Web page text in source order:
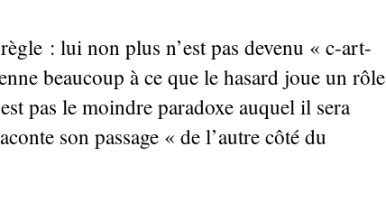
: lui non plus n’est pas devenu « c-art-
beaucoup à ce que le hasard joue un rôle
pas le moindre paradoxe auquel il sera
son passage « de l’autre côté du